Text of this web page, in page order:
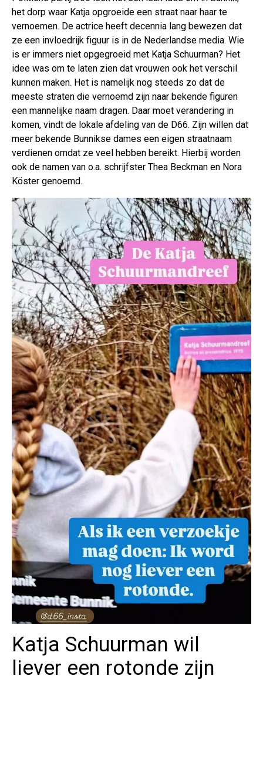
het dorp waar Katja opgroeide een straat naar haar te
vernoemen. De actrice heeft decennia lang bewezen dat
ze een invloedrijk figuur is in de Nederlandse media. Wie
is er immers niet opgegroeid met Katja Schuurman? Het
idee was om te laten zien dat vrouwen ook het verschil
kunnen maken. Het is namelijk nog steeds zo dat de
meeste straten die vernoemd zijn naar bekende figuren
een mannelijke naam dragen. Daar moet verandering in
komen, vindt de lokale afdeling van de D66. Zijn willen dat
meer bekende Bunnikse dames een eigen straatnaam
verdienen omdat ze veel hebben bereikt. Hierbij worden
ook de namen van o.a. schrijfster Thea Beckman en Nora
Köster genoemd.
Katja Schuurman wil
liever een rotonde zijn